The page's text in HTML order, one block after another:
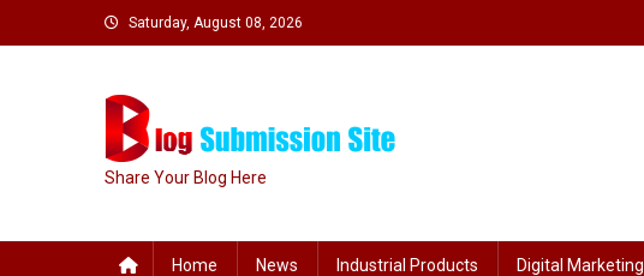
to
Saturday, August 08, 2026
Share Your Blog Here
Home News Industrial Products Digital Marketing